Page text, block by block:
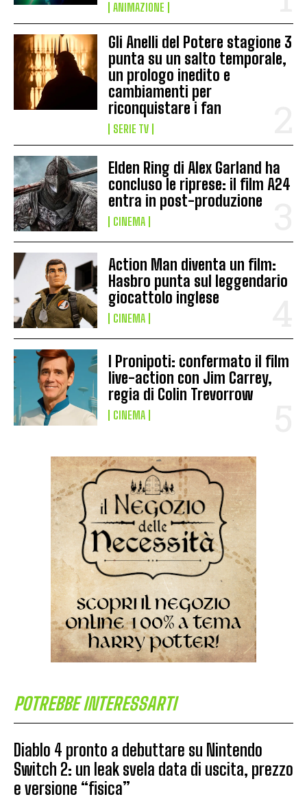
ANIMAZIONE
Gli Anelli del Potere stagione 3
punta su un salto temporale,
un prologo inedito e
cambiamenti per
riconquistare i fan
SERIE TV
Elden Ring di Alex Garland ha
concluso le riprese: il film A24
entra in post-produzione
CINEMA
Action Man diventa un film:
Hasbro punta sul leggendario
giocattolo inglese
CINEMA
I Pronipoti: confermato il film
live-action con Jim Carrey,
regia di Colin Trevorrow
CINEMA
POTREBBE INTERESSARTI
Diablo 4 pronto a debuttare su Nintendo
Switch 2: un leak svela data di uscita, prezzo
e versione “fisica”